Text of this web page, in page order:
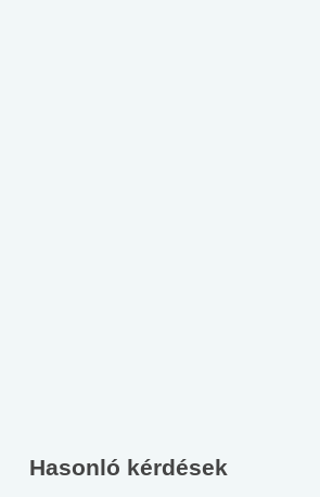
Hasonló kérdések